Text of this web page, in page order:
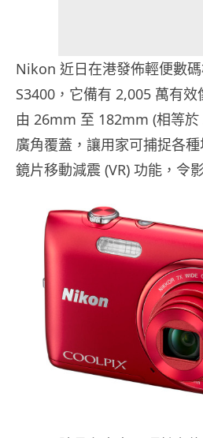
Nikon 近日在港發佈輕便數
S3400，它備有 2,005 萬有
由 26mm 至 182mm (相等
廣角覆蓋，讓用家可捕捉各
鏡片移動減震 (VR) 功能，令